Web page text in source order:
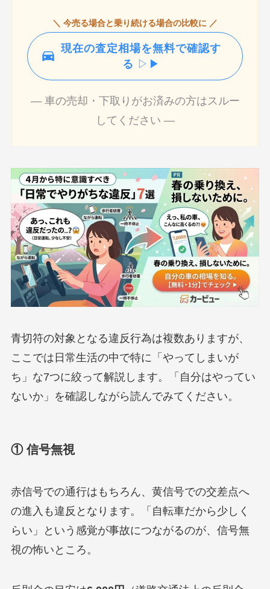
＼ 今売る場合と乗り続ける場合の比較に ／
現在の査定相場を無料で確認す
る ▷▶
― 車の売却・下取りがお済みの方はスルー
してください ―
青切符の対象となる違反行為は複数ありますが、
ここでは日常生活の中で特に「やってしまいが
ち」な7つに絞って解説します。「自分はやってい
ないか」を確認しながら読んでみてください。
① 信号無視
赤信号での通行はもちろん、黄信号での交差点へ
の進入も違反となります。「自転車だから少しく
らい」という感覚が事故につながるのが、信号無
視の怖いところ。